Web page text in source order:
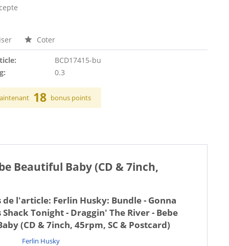
Coter
BCD17415-bu
0.3
18 bonus points
Beautiful Baby (CD & 7inch,
de l'article: Ferlin Husky: Bundle - Gonna
Shack Tonight - Draggin' The River - Bebe
(CD & 7inch, 45rpm, SC & Postcard)
Ferlin Husky